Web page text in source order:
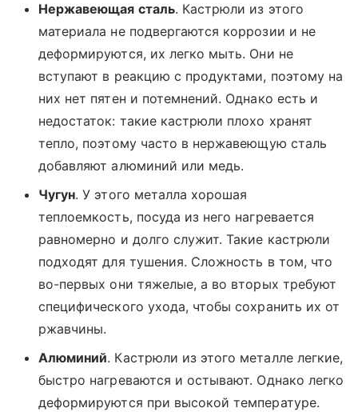
Нержавеющая сталь. Кастрюли из этого
материала не подвергаются коррозии и не
деформируются, их легко мыть. Они не
вступают в реакцию с продуктами, поэтому на
них нет пятен и потемнений. Однако есть и
недостаток: такие кастрюли плохо хранят
тепло, поэтому часто в нержавеющую сталь
добавляют алюминий или медь.
Чугун. У этого металла хорошая
теплоемкость, посуда из него нагревается
равномерно и долго служит. Такие кастрюли
подходят для тушения. Сложность в том, что
во-первых они тяжелые, а во вторых требуют
специфического ухода, чтобы сохранить их от
ржавчины.
Алюминий. Кастрюли из этого металле легкие,
быстро нагреваются и остывают. Однако легко
деформируются при высокой температуре.